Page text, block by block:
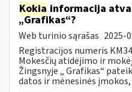
Kokia informacija
„Grafikas“?
Web turinio sąrašas 2025-
Registracijos numeris
Mokesčių atidėjimo ir
Žingsnyje „ Grafikas“
datos ir mėnesinės įmokos,